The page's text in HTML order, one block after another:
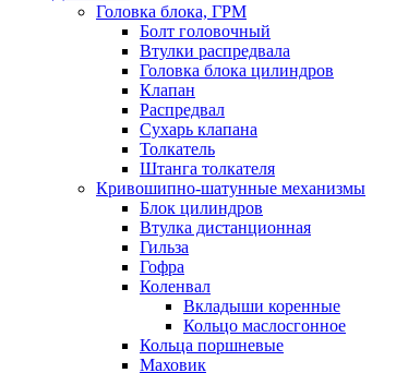
Головка блока, ГРМ
Болт головочный
Втулки распредвала
Головка блока цилиндров
Клапан
Распредвал
Сухарь клапана
Толкатель
Штанга толкателя
Кривошипно-шатунные механизмы
Блок цилиндров
Втулка дистанционная
Гильза
Гофра
Коленвал
Вкладыши коренные
Кольцо маслосгонное
Кольца поршневые
Маховик